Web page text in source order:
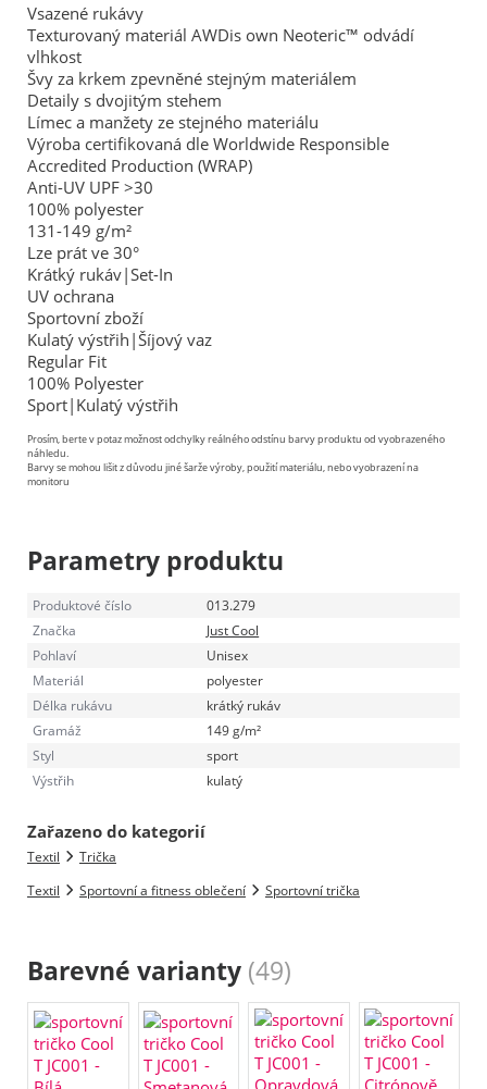
Vsazené rukávy
Texturovaný materiál AWDis own Neoteric™ odvádí
vlhkost
Švy za krkem zpevněné stejným materiálem
Detaily s dvojitým stehem
Límec a manžety ze stejného materiálu
Výroba certifikovaná dle Worldwide Responsible
Accredited Production (WRAP)
Anti-UV UPF >30
100% polyester
131-149 g/m²
Lze prát ve 30°
Krátký rukáv|Set-In
UV ochrana
Sportovní zboží
Kulatý výstřih|Šíjový vaz
Regular Fit
100% Polyester
Sport|Kulatý výstřih
Prosím, berte v potaz možnost odchylky reálného odstínu barvy produktu od vyobrazeného
náhledu.
Barvy se mohou lišit z důvodu jiné šarže výroby, použití materiálu, nebo vyobrazení na
monitoru
Parametry produktu
Produktové číslo
013.279
Značka
Just Cool
Pohlaví
Unisex
Materiál
polyester
Délka rukávu
krátký rukáv
Gramáž
149 g/m²
Styl
sport
Výstřih
kulatý
Zařazeno do kategorií
Textil
Trička
Textil
Sportovní a fitness oblečení Sportovní trička
Barevné varianty (49)